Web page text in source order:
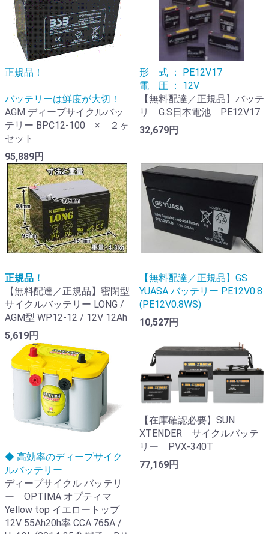
正規品！
バッテリーは鮮度が大切！
AGM ディープサイクルバッ
テリー BPC12-100 × ２ヶ
セット
95,889円
形 式 ： PE12V17
電 圧 ： 12V
【無料配達／正規品】バッテ
リ G.S日本電池 PE12V17
32,679円
正規品！
【無料配達／正規品】密閉型
サイクルバッテリー LONG /
AGM型 WP12-12 / 12V 12Ah
5,619円
【無料配達／正規品】GS
YUASA バッテリー PE12V0.8
(PE12V0.8WS)
10,527円
◆ 高効率のディープサイク
ルバッテリー
ディープサイクル バッテリ
ー OPTIMA オプティマ
Yellow top イエロートップ
12V 55Ah20h率 CCA:765A /
【在庫確認必要】SUN
XTENDER サイクルバッテ
リー PVX-340T
77,169円